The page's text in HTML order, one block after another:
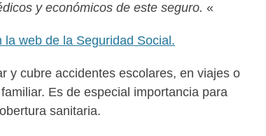
y económicos de este seguro. «
web de la Seguridad Social.
y cubre accidentes escolares, en viajes o
Es de especial importancia para
sanitaria.